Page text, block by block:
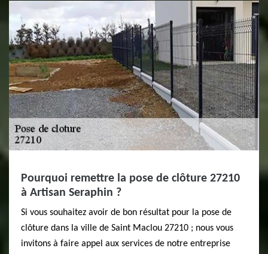
Pourquoi remettre la pose de clôture 27210
à Artisan Seraphin ?
Si vous souhaitez avoir de bon résultat pour la pose de
clôture dans la ville de Saint Maclou 27210 ; nous vous
invitons à faire appel aux services de notre entreprise